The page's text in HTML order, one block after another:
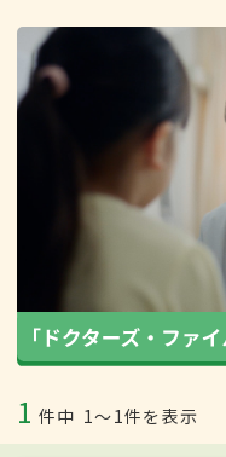
1 件中 1〜1件を表示